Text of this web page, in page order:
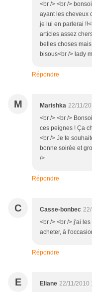
<br /> <br />
ayant les cheveux
je lui en parlerai
articles assez
belles choses
bisous<br /> lady
Répondre
M Marishka 22/11/
<br /> <br />
ces peignes ! Ça
<br /> Je te
bonne soirée et
/>
Répondre
C Casse-bonbec
<br /> <br /> j'ai
acheter, à
Répondre
E Eliane 22/11/2010